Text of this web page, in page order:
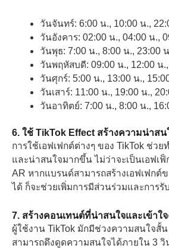
วันจันทร์: 6:00 น., 10:00 น.,
วันอังคาร: 02:00 น., 04:00 น.,
วันพุธ: 7:00 น., 8:00 น., 23:00
วันพฤหัสบดี: 09:00 น., 12:00 น
วันศุกร์: 5:00 น., 13:00 น.,
วันเสาร์: 11:00 น., 19:00 น.,
วันอาทิตย์: 7:00 น., 8:00 น.,
6. ใช้ TikTok Effect สร้างความน่าสน
การใช้เอฟเฟกต์ต่างๆ ของ TikTok ช่ว
และน่าสนใจมากขึ้น ไม่ว่าจะเป็นเอฟเ
AR หากแบรนด์สามารถสร้างเอฟเฟกต์
ได้ ก็จะช่วยเพิ่มการมีส่วนร่วมและการ
7. สร้างคอนเทนต์ที่น่าสนใจและเข้าใจ
ผู้ใช้งาน TikTok มักมีช่วงความสนใจสั้
สามารถดึงดูดความสนใจได้ภายใน 3 วิ